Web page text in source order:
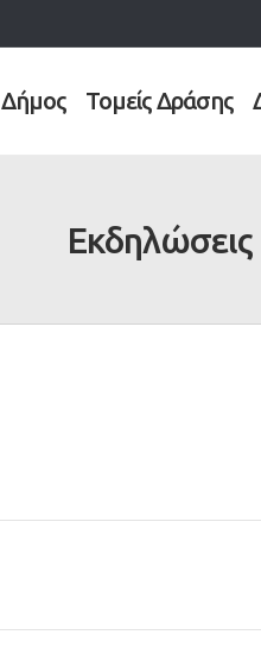
Δήμος Τομείς Δράσης
Εκδηλώσεις